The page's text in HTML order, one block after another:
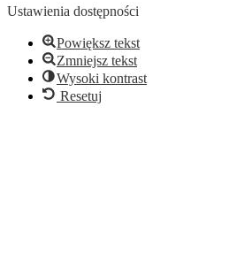
Ustawienia dostępności
Powiększ tekst
Zmniejsz tekst
Wysoki kontrast
Resetuj